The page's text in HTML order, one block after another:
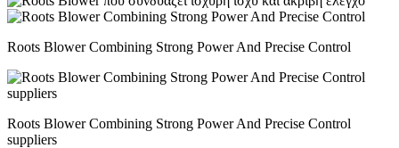
Roots Blower Combining Strong Power And Precise Control
Roots Blower Combining Strong Power And Precise Control
suppliers